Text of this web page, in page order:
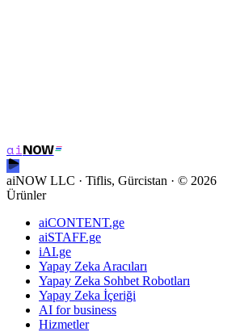
Reklam Öğesini Sipariş Et
aiNOW
aiNOW LLC · Tiflis, Gürcistan · © 2026
Ürünler
aiCONTENT.ge
aiSTAFF.ge
iAI.ge
Yapay Zeka Aracıları
Yapay Zeka Sohbet Robotları
Yapay Zeka İçeriği
AI for business
Hizmetler